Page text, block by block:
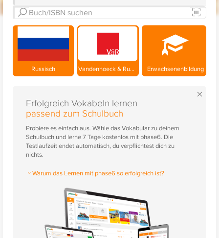
Russisch Vandenhoeck & Ruprecht Erwachsenenbildung
×
Erfolgreich Vokabeln lernen
passend zum Schulbuch
Probiere es einfach aus. Wähle das Vokabular zu deinem
Schulbuch und lerne 7 Tage kostenlos mit phase6. Die
Testlaufzeit endet automatisch, du verpflichtest dich zu
nichts.
Warum das Lernen mit phase6 so erfolgreich ist?